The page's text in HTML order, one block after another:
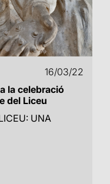
16/03/22
la celebració
del Liceu
UNA